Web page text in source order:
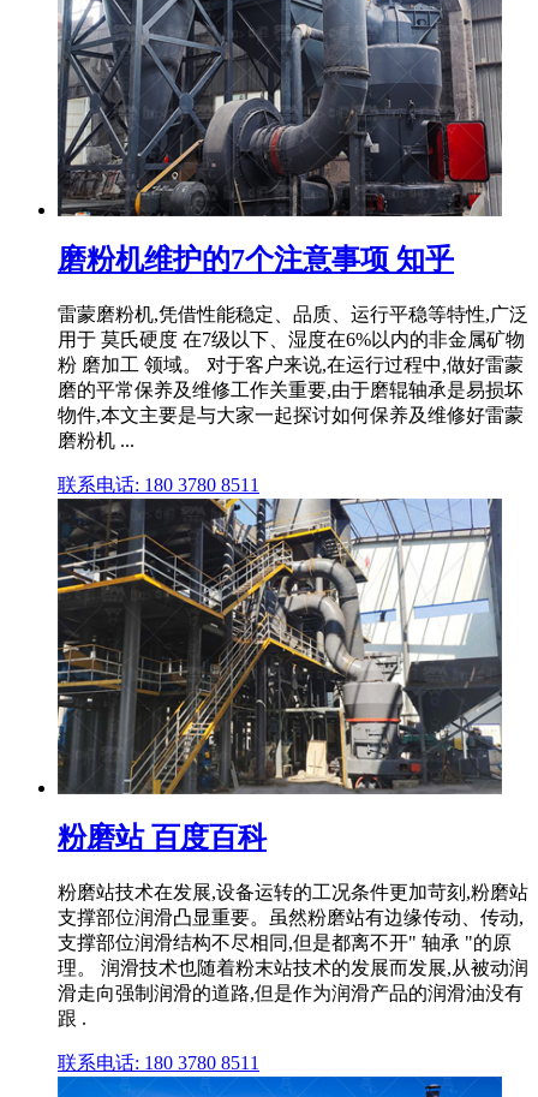
磨粉机维护的7个注意事项 知乎
雷蒙磨粉机,凭借性能稳定、品质、运行平稳等特性,广泛
用于 莫氏硬度 在7级以下、湿度在6%以内的非金属矿物
粉 磨加工 领域。 对于客户来说,在运行过程中,做好雷蒙
磨的平常保养及维修工作关重要,由于磨辊轴承是易损坏
物件,本文主要是与大家一起探讨如何保养及维修好雷蒙
磨粉机 ...
联系电话: 180 3780 8511
粉磨站 百度百科
粉磨站技术在发展,设备运转的工况条件更加苛刻,粉磨站
支撑部位润滑凸显重要。虽然粉磨站有边缘传动、传动,
支撑部位润滑结构不尽相同,但是都离不开" 轴承 "的原
理。 润滑技术也随着粉末站技术的发展而发展,从被动润
滑走向强制润滑的道路,但是作为润滑产品的润滑油没有
跟 .
联系电话: 180 3780 8511